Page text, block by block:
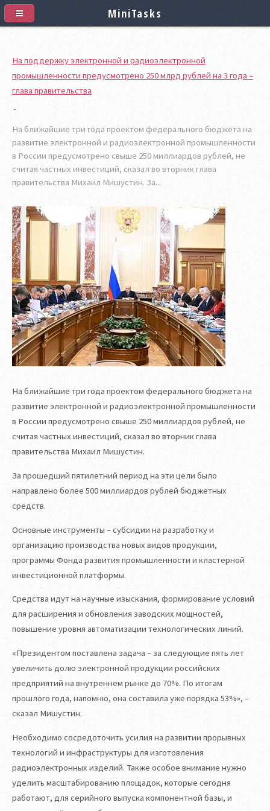
На поддержку электронной и радиоэлектронной
промышленности предусмотрено 250 млрд рублей на 3 года –
глава правительства
На ближайшие три года проектом федерального бюджета на
развитие электронной и радиоэлектронной промышленности
в России предусмотрено свыше 250 миллиардов рублей, не
считая частных инвестиций, сказал во вторник глава
правительства Михаил Мишустин. За...
На ближайшие три года проектом федерального бюджета на
развитие электронной и радиоэлектронной промышленности
в России предусмотрено свыше 250 миллиардов рублей, не
считая частных инвестиций, сказал во вторник глава
правительства Михаил Мишустин.
За прошедший пятилетний период на эти цели было
направлено более 500 миллиардов рублей бюджетных
средств.
Основные инструменты – субсидии на разработку и
организацию производства новых видов продукции,
программы Фонда развития промышленности и кластерной
инвестиционной платформы.
Средства идут на научные изыскания, формирование условий
для расширения и обновления заводских мощностей,
повышение уровня автоматизации технологических линий.
«Президентом поставлена задача – за следующие пять лет
увеличить долю электронной продукции российских
предприятий на внутреннем рынке до 70%. По итогам
прошлого года, напомню, она составила уже порядка 53%», –
сказал Мишустин.
Необходимо сосредоточить усилия на развитии прорывных
технологий и инфраструктуры для изготовления
радиоэлектронных изделий. Также особое внимание нужно
уделить масштабированию площадок, которые сегодня
работают, для серийного выпуска компонентной базы, и
MiniTasks